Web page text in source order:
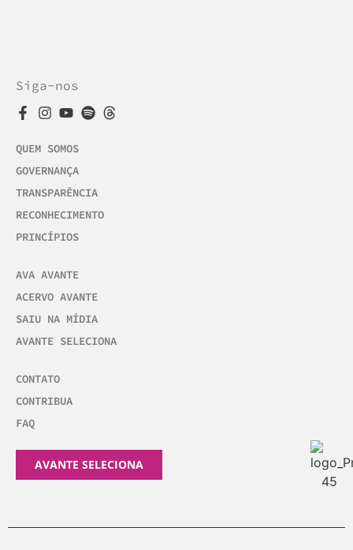
Siga-nos
QUEM SOMOS
GOVERNANÇA
TRANSPARÊNCIA
RECONHECIMENTO
PRINCÍPIOS
AVA AVANTE
ACERVO AVANTE
SAIU NA MÍDIA
AVANTE SELECIONA
CONTATO
CONTRIBUA
FAQ
AVANTE SELECIONA